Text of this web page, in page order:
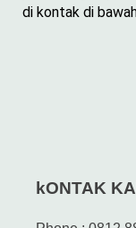
di kontak di
kONTAK